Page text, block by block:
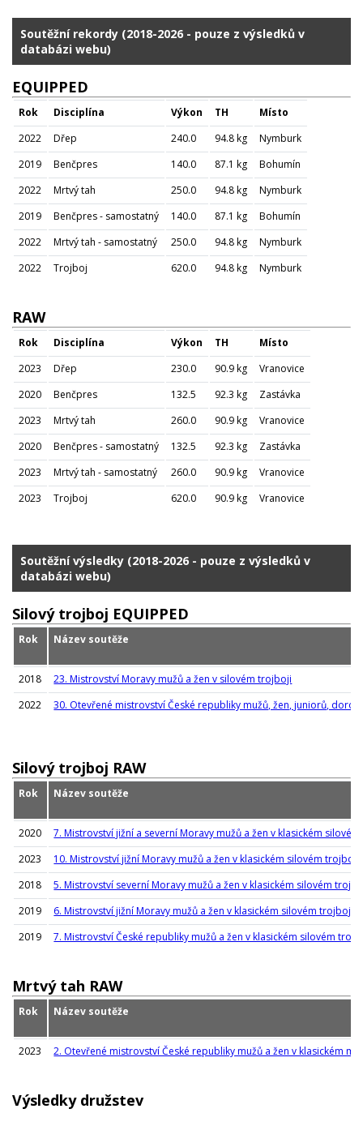
Soutěžní rekordy (2018-2026 - pouze z výsledků v
databázi webu)
EQUIPPED
Rok Disciplína Výkon TH
Místo
2022
Dřep 240.0 94.8 kg
Nymburk
2019
Benčpres 140.0 87.1 kg
Bohumín
2022
Mrtvý tah 250.0 94.8 kg
Nymburk
2019
Benčpres - samostatný 140.0 87.1 kg
Bohumín
2022
Mrtvý tah - samostatný 250.0 94.8 kg
Nymburk
2022
Trojboj 620.0 94.8 kg Nymburk
RAW
Rok Disciplína Výkon TH
Místo
2023
Dřep 230.0 90.9 kg
Vranovice
2020
Benčpres 132.5 92.3 kg
Zastávka
2023
Mrtvý tah 260.0 90.9 kg
Vranovice
2020
Benčpres - samostatný 132.5 92.3 kg
Zastávka
2023
Mrtvý tah - samostatný 260.0 90.9 kg
Vranovice
2023
Trojboj 620.0 90.9 kg Vranovice
Soutěžní výsledky (2018-2026 - pouze z výsledků v
databázi webu)
Silový trojboj EQUIPPED
Rok Název soutěže
2018
23. Mistrovství Moravy mužů a žen v silovém trojboji
2022
30. Otevřené mistrovství České republiky mužů, žen, juniorů,
Silový trojboj RAW
Rok Název soutěže
2020
7. Mistrovství jižní a severní Moravy mužů a žen v klasickém
2023
10. Mistrovství jižní Moravy mužů a žen v klasickém silovém trojboji
2018
5. Mistrovství severní Moravy mužů a žen v klasickém silovém
2019
6. Mistrovství jižní Moravy mužů a žen v klasickém silovém trojboji
2019
7. Mistrovství České republiky mužů a žen v klasickém silovém
Mrtvý tah RAW
Rok Název soutěže
2023 2. Otevřené mistrovství České republiky mužů a žen v klasickém
Výsledky družstev